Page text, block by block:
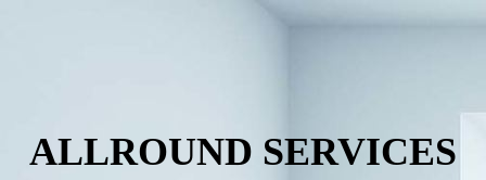
ALLROUND SERVICES